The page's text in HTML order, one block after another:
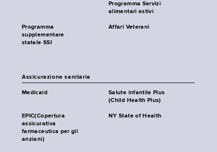
Programma Servizi
alimentari estivi
Programma
supplementare
statale SSI
Affari Veterani
Assicurazione sanitaria
Medicaid
Salute infantile Plus
(Child Health Plus)
EPIC(Copertura
assicurativa
farmaceutica per gli
anziani)
NY State of Health